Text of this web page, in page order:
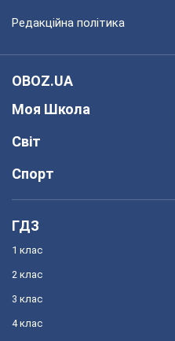
Редакційна політика
OBOZ.UA
Моя Школа
Світ
Спорт
ГДЗ
1 клас
2 клас
3 клас
4 клас